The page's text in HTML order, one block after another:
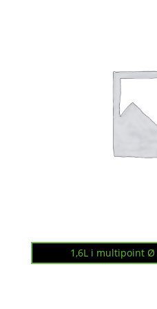
1,6L i multipoint